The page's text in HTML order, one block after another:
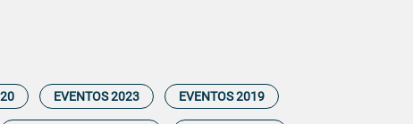
EVENTOS 2023 EVENTOS 2019